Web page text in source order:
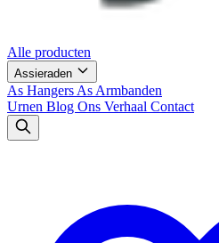
Alle producten
Assieraden
As Hangers As Armbanden
Urnen Blog Ons Verhaal Contact